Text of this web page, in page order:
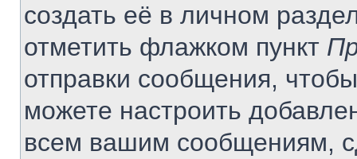
создать её в личном
отметить флажком пункт
отправки сообщения,
можете настроить
всем вашим сообщениям,